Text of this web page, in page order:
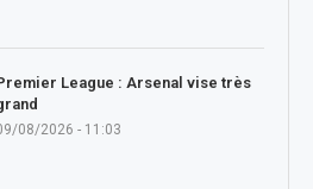
League : Arsenal vise très
08/2026 - 11:03